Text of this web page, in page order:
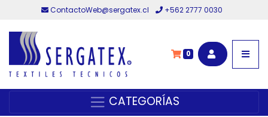
ContactoWeb@sergatex.cl +562 2777 0030
0
CATEGORÍAS